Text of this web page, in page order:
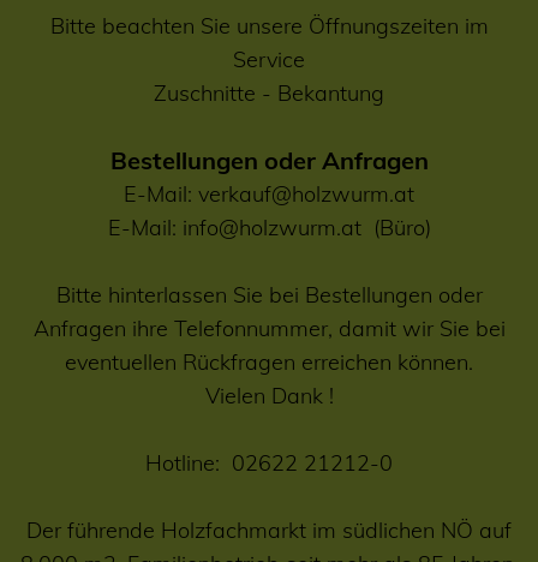
Bitte beachten Sie unsere Öffnungszeiten im
Service
Zuschnitte - Bekantung
Bestellungen oder Anfragen
E-Mail: verkauf@holzwurm.at
E-Mail: info@holzwurm.at(Büro)
Bitte hinterlassen Sie bei Bestellungen oder
Anfragen ihre Telefonnummer, damit wir Sie bei
eventuellen Rückfragen erreichen können.
Vielen Dank !
Hotline: 02622 21212-0
Der führende Holzfachmarkt im südlichen NÖ auf